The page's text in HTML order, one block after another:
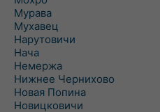
Мурава
Мухавец
Нарутовичи
Нача
Немержа
Нижнее Чернихово
Новая Попина
Новицковичи